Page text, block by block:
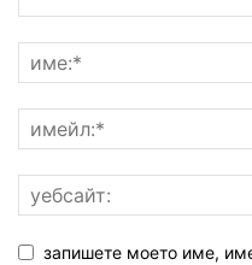
запишете моето име,